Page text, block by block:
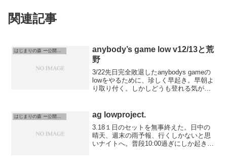
関連記事
はじまりの森 ー公開調整中
anybody’s game low v12/13と荒
野
3/22先日完全敗退したanybodys gameの
lowをやるために、珍しく早起き。早朝よ
り取り付く。しかしどうも登れる気がし
プで他のパートのおさらい。今回は心身
とも...
ag lowproject.
3.18１日のセットを無事終えた。日中の
晴天、週末の雨予報、行くしかないと思
いナイトへ。普段10:00過ぎにしか起きな